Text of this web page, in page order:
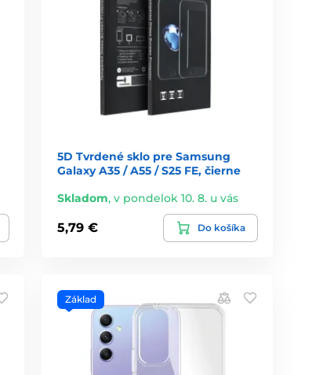
5D Tvrdené sklo pre Samsung
Galaxy A35 / A55 / S25 FE, čierne
Skladom,v pondelok 10. 8. u vás
5,79 € Do košíka
Základ